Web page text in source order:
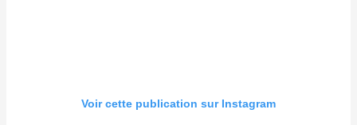
Voir cette publication sur Instagram